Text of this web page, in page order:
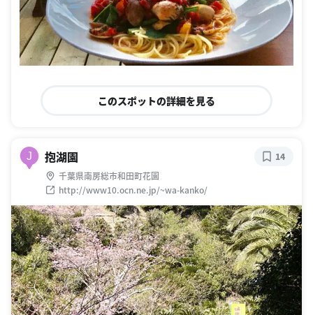
このスポットの詳細を見る
J 抱湖園
千葉県南房総市和田町花園
http://www10.ocn.ne.jp/~wa-kanko/
14